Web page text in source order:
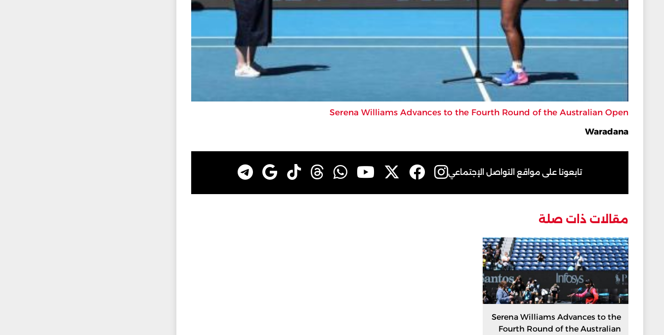
Serena Williams Advances to the Fourth Round of the Australian Open
Waradana
تابعونا على مواقع التواصل الإجتماعي
مقالات ذات صلة
Serena Williams Advances to the
Fourth Round of the Australian